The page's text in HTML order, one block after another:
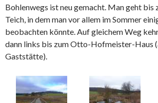
Bohlenwegs ist neu gemacht. Man geht bis
Teich, in dem man vor allem im Sommer
beobachten könnte. Auf gleichem Weg
dann links bis zum Otto-Hofmeister-Haus
Gaststätte).